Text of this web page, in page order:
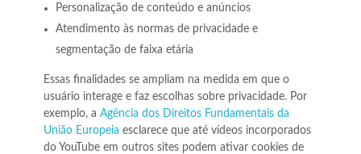
Personalização de conteúdo e anúncios
Atendimento às normas de privacidade e
segmentação de faixa etária
Essas finalidades se ampliam na medida em que o
usuário interage e faz escolhas sobre privacidade. Por
exemplo, a Agência dos Direitos Fundamentais da
União Europeia esclarece que até vídeos incorporados
do YouTube em outros sites podem ativar cookies de